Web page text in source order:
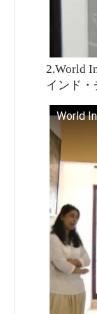
2.World
インド・
World